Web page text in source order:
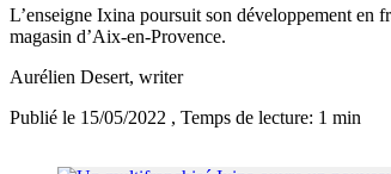
L’enseigne Ixina poursuit son développement en
magasin d’Aix-en-Provence.
Aurélien Desert, writer
Publié le 15/05/2022 , Temps de lecture: 1 min